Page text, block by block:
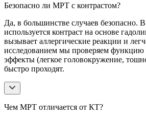
Безопасно ли МРТ с контрастом?
Да, в большинстве случаев
используется контраст на основе
вызывает аллергические реакции и
исследованием мы проверяем
эффекты (легкое головокружение,
быстро проходят.
Чем МРТ отличается от КТ?